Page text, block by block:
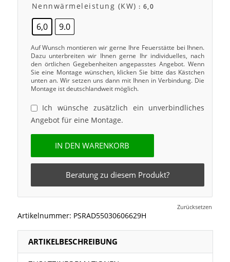
Nennwärmeleistung (kW) : 6,0
6,0 9.0
Zurücksetzen
Auf Wunsch montieren wir gerne Ihre Feuerstätte bei Ihnen.
Dazu unterbreiten wir Ihnen gerne Ihr individuelles, nach
den örtlichen Gegebenheiten angepasstes Angebot. Wenn
Sie eine Montage wünschen, klicken Sie bitte das Kästchen
unten an. Wir setzen uns dann mit Ihnen in Verbindung. Die
Montage ist deutschlandweit möglich.
Ich wünsche zusätzlich ein unverbindliches
Angebot für eine Montage.
IN DEN WARENKORB
Beratung zu diesem Produkt?
Artikelnummer: PSRAD55030606629H
ARTIKELBESCHREIBUNG